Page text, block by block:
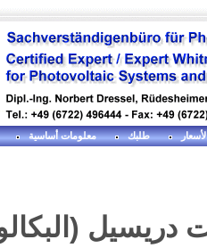
معلومات أساسية طلبك
دريسيل (